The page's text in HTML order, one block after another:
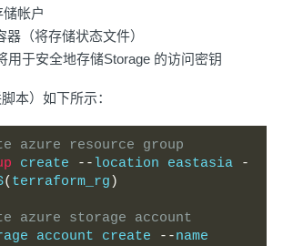
帐户
（将存储状态文件）
于安全地存储Storage 的访问密钥
本）如下所示：
azure resource group
create -- location eastasia
-
( terraform_rg )
azure storage account
account create
--name